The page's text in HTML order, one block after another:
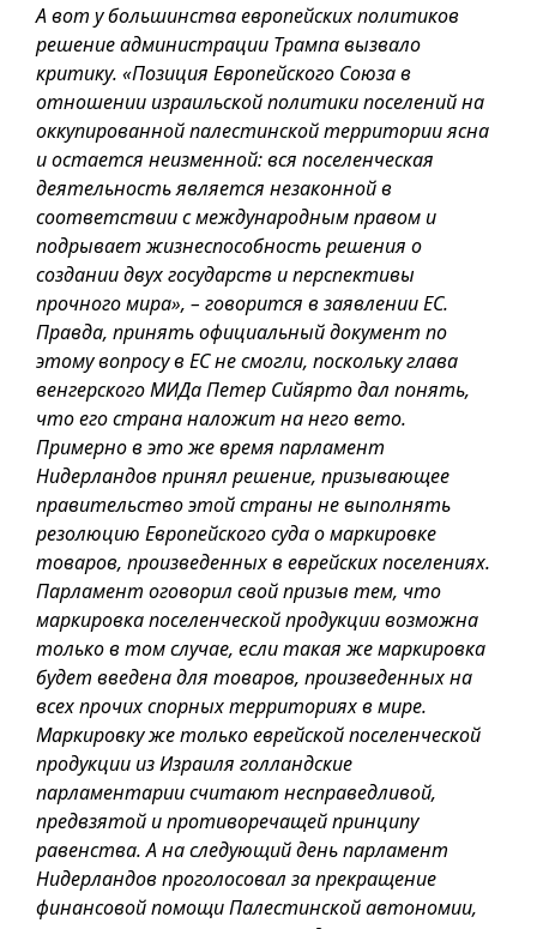
А вот у большинства европейских политиков
решение администрации Трампа вызвало
критику. «Позиция Европейского Союза в
отношении израильской политики поселений на
оккупированной палестинской территории ясна
и остается неизменной: вся поселенческая
деятельность является незаконной в
соответствии с международным правом и
подрывает жизнеспособность решения о
создании двух государств и перспективы
прочного мира», – говорится в заявлении ЕС.
Правда, принять официальный документ по
этому вопросу в ЕС не смогли, поскольку глава
венгерского МИДа Петер Сийярто дал понять,
что его страна наложит на него вето.
Примерно в это же время парламент
Нидерландов принял решение, призывающее
правительство этой страны не выполнять
резолюцию Европейского суда о маркировке
товаров, произведенных в еврейских поселениях.
Парламент оговорил свой призыв тем, что
маркировка поселенческой продукции возможна
только в том случае, если такая же маркировка
будет введена для товаров, произведенных на
всех прочих спорных территориях в мире.
Маркировку же только еврейской поселенческой
продукции из Израиля голландские
парламентарии считают несправедливой,
предвзятой и противоречащей принципу
равенства. А на следующий день парламент
Нидерландов проголосовал за прекращение
финансовой помощи Палестинской автономии,